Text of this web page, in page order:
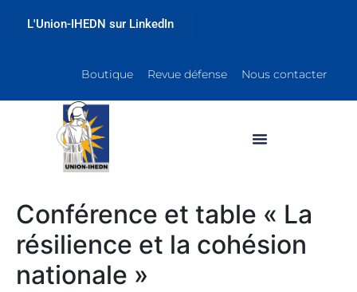
L'Union-IHEDN sur LinkedIn
Boutique Revue défense Nous contacter
Conférence et table « La
résilience et la cohésion
nationale »